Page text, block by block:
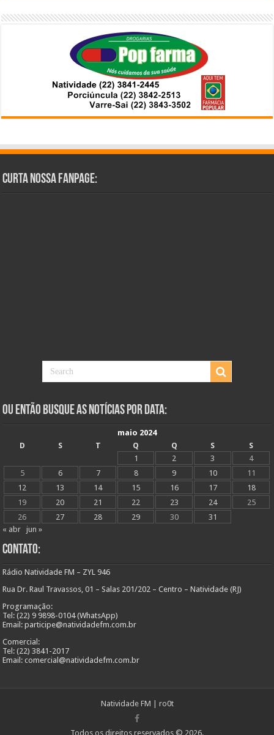
Curta Nossa Fanpage:
Ou Então Busque as Notícias Por Data:
maio 2024
D
S T Q Q S
S
1
2 3
4
5
6 7 8 9 10
11
12
13 14 15 16 17
18
19
20 21 22 23 24
25
26
27 28 29 30
31
« abr
jun »
Contato:
Rádio Natividade FM – ZYL 946
Rua Dr. Raul Travassos, 01 – Salas 201/202 – Centro – Natividade (RJ)
Programação:
Tel: (22) 9 9898-0104 (WhatsApp)
Email: participe@natividadefm.com.br
Comercial:
Tel: (22) 3841-2017
Email: comercial@natividadefm.com.br
Natividade FM ro0t
Todos os direitos reservados © 2026.